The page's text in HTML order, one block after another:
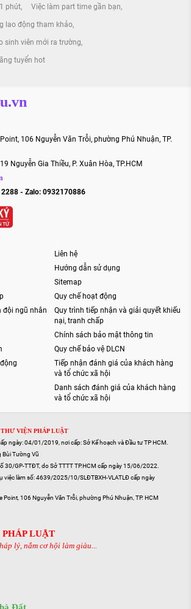
phút Việc làm part time gần bạn
lao động tham khảo
sinh viên mới ra trường
tuyển hot
106 Nguyễn Văn Trỗi, phường Phú Nhuận, TP.
Nguyễn Gia Thiều, P. Xuân Hòa, TP.HCM
- Zalo: 0932170886
đội ngũ nhân
Liên hệ
Hướng dẫn sử dụng
Sitemap
Quy chế hoạt động
Quy trình tiếp nhận và giải quyết khiếu
nại, tranh chấp
Chính sách bảo mật thông tin
Quy chế bảo vệ DLCN
Tiếp nhận đánh giá của khách hàng
và tổ chức xã hội
Danh sách đánh giá của khách hàng
và tổ chức xã hội
THƯ VIỆN PHÁP LUẬT
ngày: 04/01/2019, nơi cấp: Sở Kế hoạch và Đầu tư TP HCM.
Bùi Tường Vũ
30/GP-TTĐT, do Sở TTTT TP.HCM cấp ngày 15/06/2022.
việc làm số: 4639/2025/10/SLĐTBXH-VLATLĐ cấp ngày
Point, 106 Nguyễn Văn Trỗi, phường Phú Nhuận, TP. HCM
LUẬT
lý, nắm cơ hội làm giàu...